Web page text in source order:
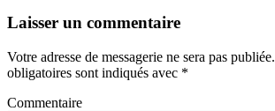
Laisser un commentaire
Votre adresse de messagerie ne sera pas publiée.
obligatoires sont indiqués avec *
Commentaire